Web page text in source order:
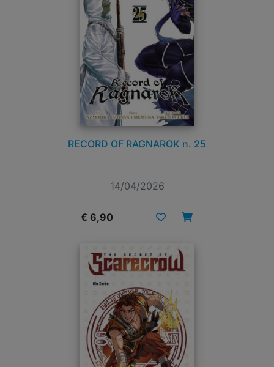
RECORD OF RAGNAROK n. 25
14/04/2026
€ 6,90